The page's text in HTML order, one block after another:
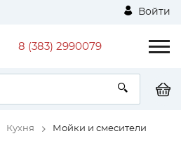
Войти
8 (383) 2990079
Кухня Мойки и смесители